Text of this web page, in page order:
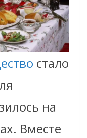
стало
на
Вместе